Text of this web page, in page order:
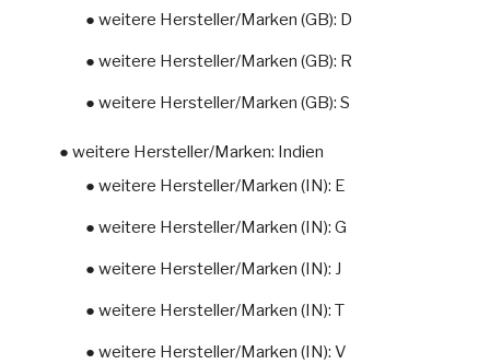
● weitere Hersteller/Marken (GB): D
● weitere Hersteller/Marken (GB): R
● weitere Hersteller/Marken (GB): S
● weitere Hersteller/Marken: Indien
● weitere Hersteller/Marken (IN): E
● weitere Hersteller/Marken (IN): G
● weitere Hersteller/Marken (IN): J
● weitere Hersteller/Marken (IN): T
● weitere Hersteller/Marken (IN): V